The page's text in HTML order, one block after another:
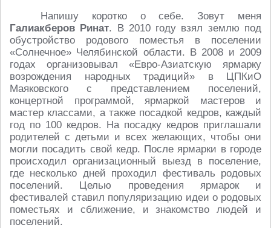
Напишу коротко о себе. Зовут меня
Галиакберов Ринат. В 2010 году взял землю под
обустройство родового поместья в поселении
«Солнечное» Челябинской области. В 2008 и 2009
годах организовывал «Евро-Азиатскую ярмарку
возрождения народных традиций» в ЦПКиО
Маяковского с представлением поселений,
концертной программой, ярмаркой мастеров и
мастер классами, а также посадкой кедров, каждый
год по 100 кедров. На посадку кедров приглашали
родителей с детьми и всех желающих, чтобы они
могли посадить свой кедр. После ярмарки в городе
происходил организационный выезд в поселение,
где несколько дней проходил фестиваль родовых
поселений. Целью проведения ярмарок и
фестивалей ставил популяризацию идеи о родовых
поместьях и сближение, и знакомство людей и
поселений.